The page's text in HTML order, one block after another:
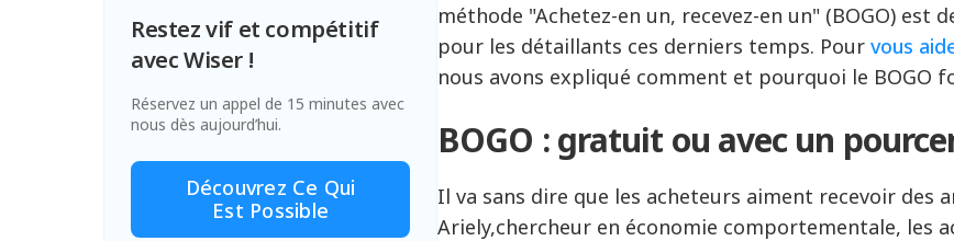
Restez vif et compétitif
avec Wiser !
Réservez un appel de 15 minutes avec
nous dès aujourd’hui.
Découvrez Ce Qui
Est Possible
méthode "Achetez-en un, recevez-en un" (BOGO) est
pour les détaillants ces derniers temps. Pourvous
nous avons expliqué comment et pourquoi le BOGO
BOGO : gratuit ou avec un
Il va sans dire que les acheteurs aiment recevoir des
Ariely,chercheur en économie comportementale, les